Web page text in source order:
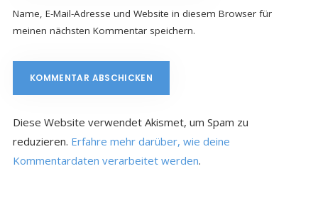
Name, E-Mail-Adresse und Website in diesem Browser für
meinen nächsten Kommentar speichern.
Diese Website verwendet Akismet, um Spam zu
reduzieren. Erfahre mehr darüber, wie deine
Kommentardaten verarbeitet werden.